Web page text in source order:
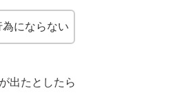
にならない
が出たとしたら